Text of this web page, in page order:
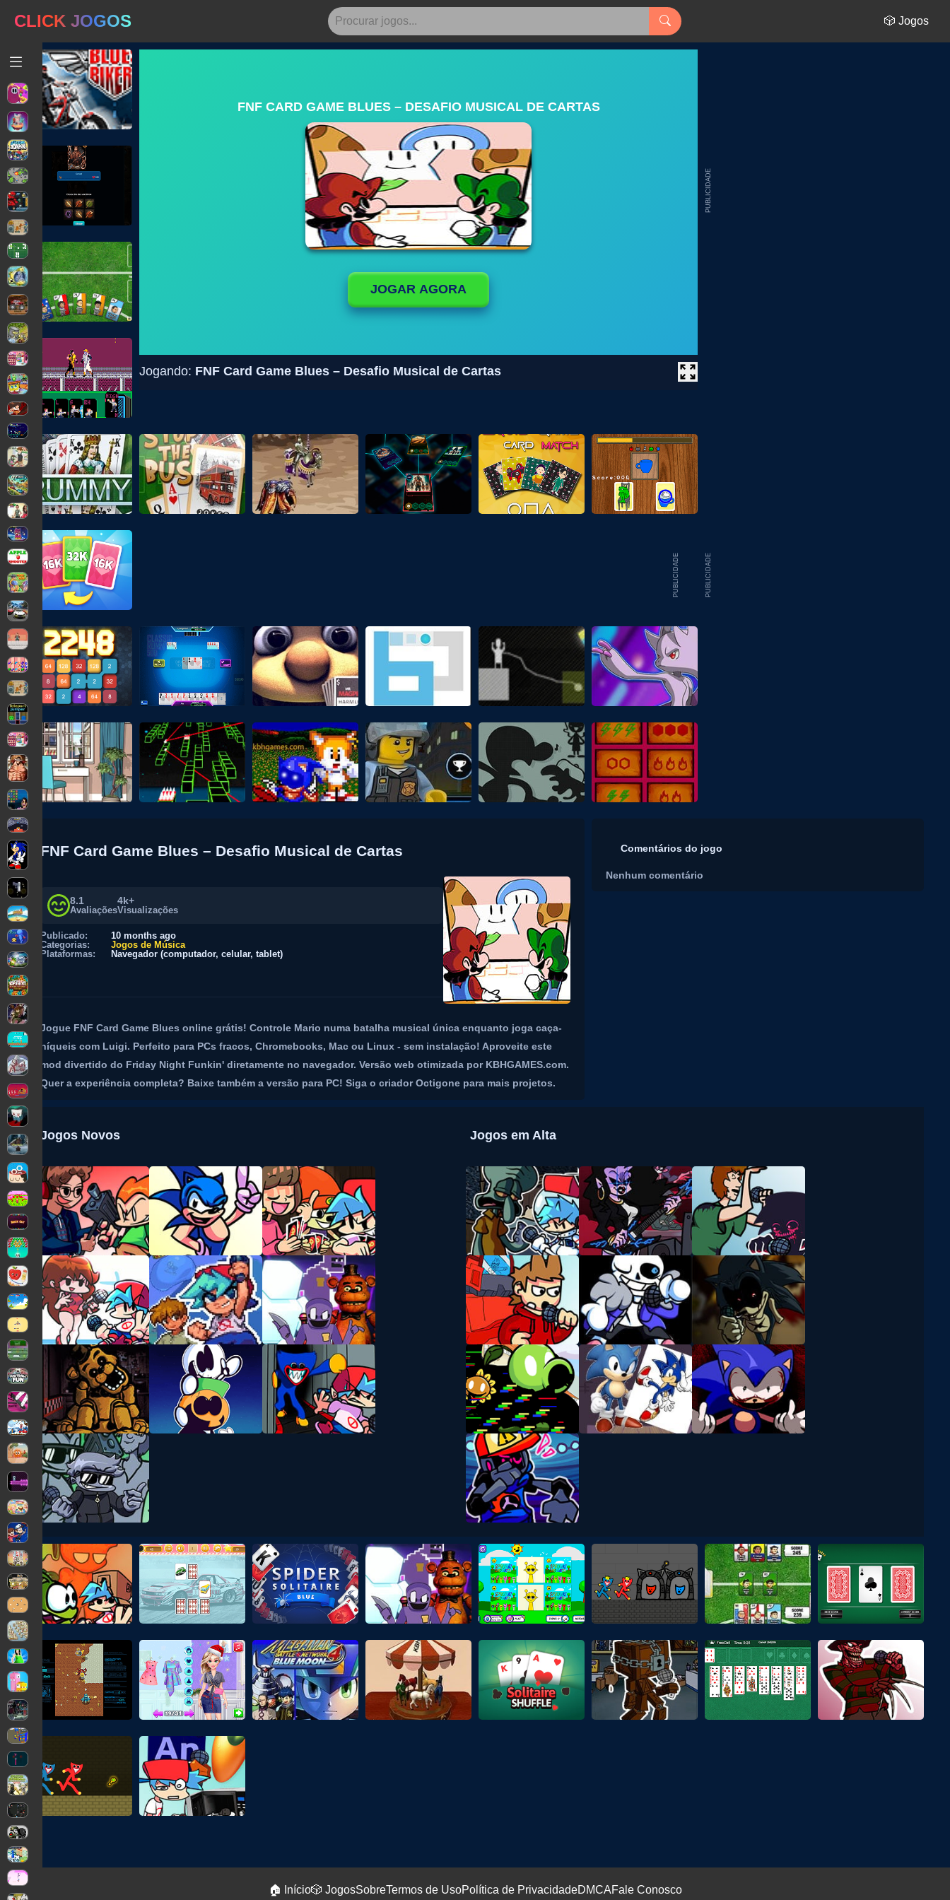
CLICK JOGOS 🎲 Jogos
FNF CARD GAME BLUES – DESAFIO MUSICAL DE CARTAS
JOGAR AGORA
Jogando: FNF Card Game Blues – Desafio Musical de Cartas
PUBLICIDADE
PUBLICIDADE
PUBLICIDADE
FNF Card Game Blues – Desafio Musical de Cartas
8.1
Avaliações
4k+
Visualizações
Publicado:
10 months ago
Categorias:
Jogos de Música
Plataformas:
Navegador (computador, celular, tablet)
Jogue FNF Card Game Blues online grátis! Controle Mario numa batalha musical única enquanto joga caça-
níqueis com Luigi. Perfeito para PCs fracos, Chromebooks, Mac ou Linux - sem instalação! Aproveite este
mod divertido do Friday Night Funkin' diretamente no navegador. Versão web otimizada por KBHGAMES.com.
Quer a experiência completa? Baixe também a versão para PC! Siga o criador Octigone para mais projetos.
Comentários do jogo
Nenhum comentário
Jogos Novos Jogos em Alta
🏠 Início🎲 JogosSobreTermos de UsoPolítica de PrivacidadeDMCAFale Conosco